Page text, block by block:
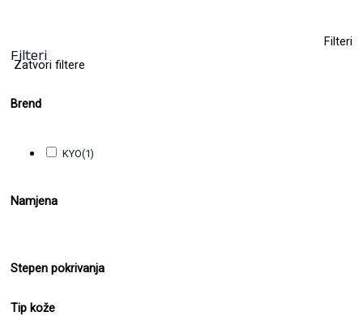
Filteri
Filteri
Zatvori filtere
Brend
KYO(1)
Namjena
Stepen pokrivanja
Tip kože